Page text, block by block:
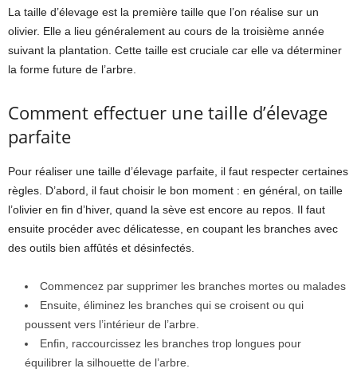
La taille d’élevage est la première taille que l’on réalise sur un
olivier. Elle a lieu généralement au cours de la troisième année
suivant la plantation. Cette taille est cruciale car elle va déterminer
la forme future de l’arbre.
Comment effectuer une taille d’élevage
parfaite
Pour réaliser une taille d’élevage parfaite, il faut respecter certaines
règles. D’abord, il faut choisir le bon moment : en général, on taille
l’olivier en fin d’hiver, quand la sève est encore au repos. Il faut
ensuite procéder avec délicatesse, en coupant les branches avec
des outils bien affûtés et désinfectés.
Commencez par supprimer les branches mortes ou malades
Ensuite, éliminez les branches qui se croisent ou qui
poussent vers l’intérieur de l’arbre.
Enfin, raccourcissez les branches trop longues pour
équilibrer la silhouette de l’arbre.